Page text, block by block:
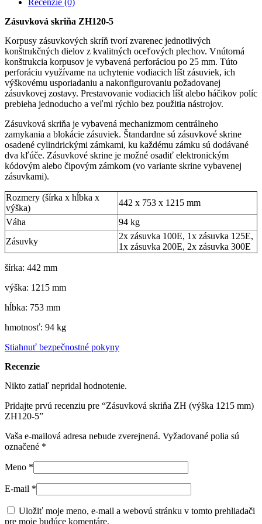
Recenzie (0)
Zásuvková skriňa ZH120-5
Korpusy zásuvkových skríň tvorí zvarenec jednotlivých
konštrukčných dielov z kvalitných oceľových plechov. Vnútorná
konštrukcia korpusov je vybavená perforáciou po 25 mm. Túto
perforáciu využívame na uchytenie vodiacich líšt zásuviek, ich
výškovému usporiadaniu a nakonfigurovaniu požadovanej
zásuvkovej zostavy. Prestavovanie vodiacich líšt alebo háčikov políc
prebieha jednoducho a veľmi rýchlo bez použitia nástrojov.
Zásuvková skriňa je vybavená mechanizmom centrálneho
zamykania a blokácie zásuviek. Štandardne sú zásuvkové skrine
osadené cylindrickými zámkami, ku každému zámku sú dodávané
dva kľúče. Zásuvkové skrine je možné osadiť elektronickým
kódovým alebo čipovým zámkom (vo variante skrine vybavenej
zásuvkami).
Rozmery (šírka x hĺbka x
výška)
442 x 753 x 1215 mm
Váha
94 kg
Zásuvky
2x zásuvka 100E, 1x zásuvka 125E,
1x zásuvka 200E, 2x zásuvka 300E
šírka: 442 mm
výška: 1215 mm
hĺbka: 753 mm
hmotnosť: 94 kg
Stiahnuť bezpečnostné pokyny
Recenzie
Nikto zatiaľ nepridal hodnotenie.
Pridajte prvú recenziu pre “Zásuvková skriňa ZH (výška 1215 mm)
ZH120-5”
Vaša e-mailová adresa nebude zverejnená. Vyžadované polia sú
označené *
Meno *
E-mail *
Uložiť moje meno, e-mail a webovú stránku v tomto prehliadači
pre moje budúce komentáre.